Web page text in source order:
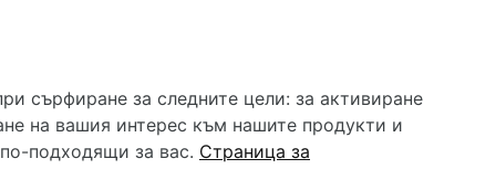
все че се полагат всички усилия за обновяване и
и самолечението могат да бъдат опасни за
помощ!
сърфиране за следните цели: за активиране
на вашия интерес към нашите продукти и
подходящи за вас. Страница за